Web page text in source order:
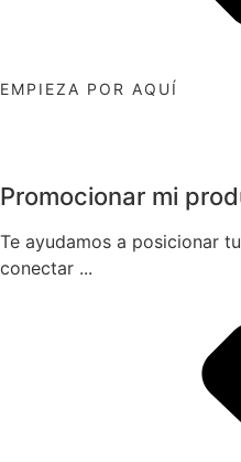
EMPIEZA POR AQUÍ
Promocionar mi
Te ayudamos a posicionar
conectar ...